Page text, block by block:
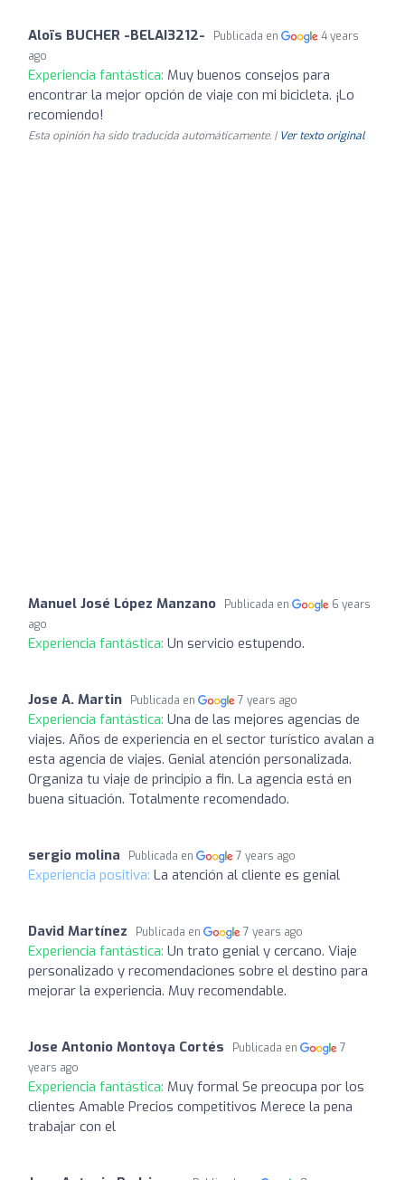
Aloïs BUCHER -BELAI3212- Publicada en
4 years
ago
Experiencia fantástica: Muy buenos consejos para
encontrar la mejor opción de viaje con mi bicicleta. ¡Lo
recomiendo!
Esta opinión ha sido traducida automáticamente. | Ver texto original
Manuel José López Manzano Publicada en
6 years
ago
Experiencia fantástica: Un servicio estupendo.
Jose A. Martin Publicada en 7 years ago
Experiencia fantástica: Una de las mejores agencias de
viajes. Años de experiencia en el sector turístico avalan a
esta agencia de viajes. Genial atención personalizada.
Organiza tu viaje de principio a fin. La agencia está en
buena situación. Totalmente recomendado.
sergio molina Publicada en 7 years ago
Experiencia positiva: La atención al cliente es genial
David Martínez Publicada en 7 years ago
Experiencia fantástica: Un trato genial y cercano. Viaje
personalizado y recomendaciones sobre el destino para
mejorar la experiencia. Muy recomendable.
Jose Antonio Montoya Cortés Publicada en
7
years ago
Experiencia fantástica: Muy formal Se preocupa por los
clientes Amable Precios competitivos Merece la pena
trabajar con el